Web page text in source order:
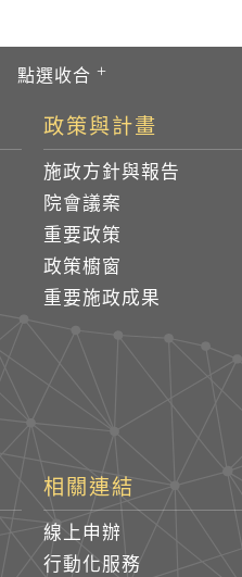
政策與計畫
施政方針與報告
院會議案
重要政策
政策櫥窗
重要施政成果
相關連結
線上申辦
行動化服務